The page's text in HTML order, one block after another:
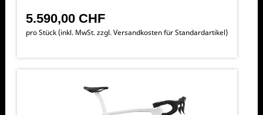
5.590,00 CHF
pro Stück (inkl. MwSt. zzgl.Versandkosten für Standardartikel)